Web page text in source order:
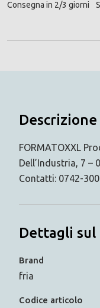
Consegna in 2/3 giorni
Descrizione
FORMATOXXL
Dell’Industria, 7 –
Contatti: 0742-
Dettagli
Brand
fria
Codice articolo